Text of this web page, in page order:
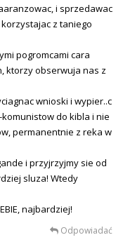
i sprzedawac
z taniego
pogromcami cara
ktorzy obserwuja nas z
wnioski i wypier..c
do kibla i nie
permanentnie z reka w
i przyjrzyjmy sie od
sluza! Wtedy
najbardziej!
Odpowiadać